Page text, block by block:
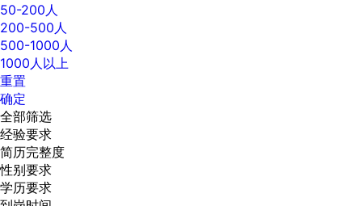
50-200人
200-500人
500-1000人
1000人以上
重置
确定
全部筛选
经验要求
简历完整度
性别要求
学历要求